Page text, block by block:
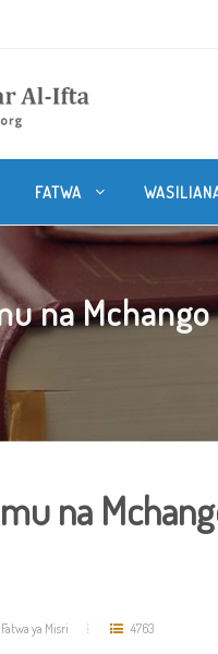
FATWA
na
na
ya Misri 4763